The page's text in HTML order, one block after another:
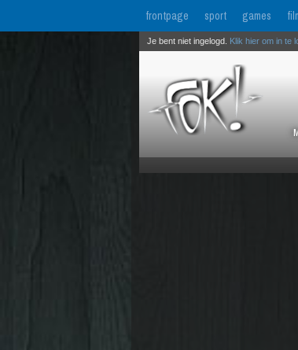
frontpage sport games
Je bent niet ingelogd. Klik hier om in te